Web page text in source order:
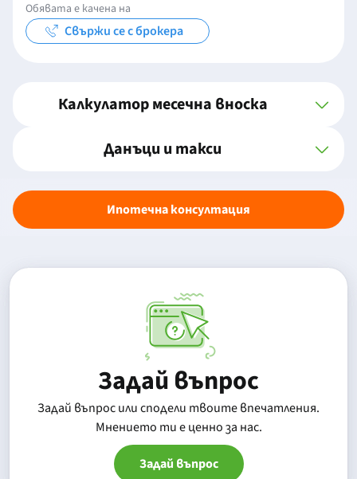
Обявата е качена на
Свържи се с брокера
Калкулатор месечна вноска
Данъци и такси
Ипотечна консултация
Задай въпрос
Задай въпрос или сподели твоите впечатления.
Mнението ти е ценно за нас.
Задай въпрос